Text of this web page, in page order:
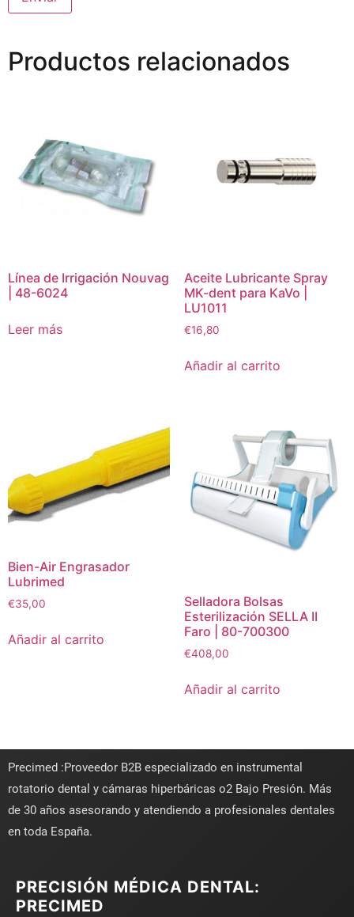
Productos relacionados
Línea de Irrigación Nouvag
| 48-6024
Leer más
Aceite Lubricante Spray
MK-dent para KaVo |
LU1011
€16,80
Añadir al carrito
Bien-Air Engrasador
Lubrimed
€35,00
Añadir al carrito
Selladora Bolsas
Esterilización SELLA II
Faro | 80-700300
€408,00
Añadir al carrito
Precimed :Proveedor B2B especializado en instrumental
rotatorio dental y cámaras hiperbáricas o2 Bajo Presión. Más
de 30 años asesorando y atendiendo a profesionales dentales
en toda España.
PRECISIÓN MÉDICA DENTAL:
PRECIMED